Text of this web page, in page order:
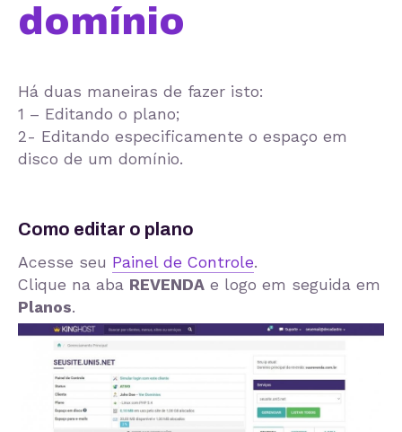
domínio
Há duas maneiras de fazer isto:
1 – Editando o plano;
2- Editando especificamente o espaço em
disco de um domínio.
Como editar o plano
Acesse seu Painel de Controle.
Clique na aba REVENDA e logo em seguida em
Planos.